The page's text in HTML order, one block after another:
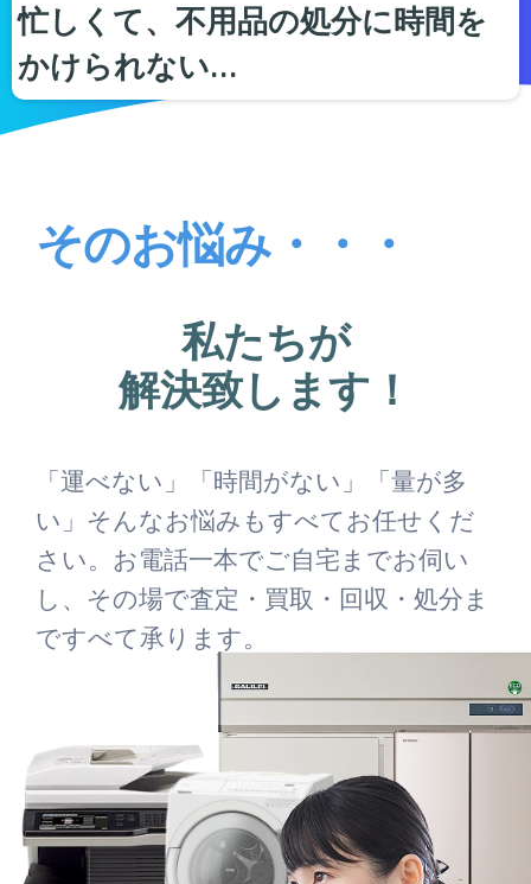
忙しくて、不用品の処分に時間を
かけられない…
そのお悩み・・・
私たちが
解決致します！
「運べない」「時間がない」「量が多
い」そんなお悩みもすべてお任せくだ
さい。お電話一本でご自宅までお伺い
し、その場で査定・買取・回収・処分ま
ですべて承ります。